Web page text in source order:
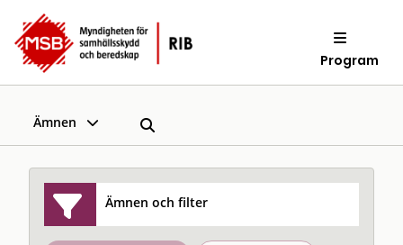
Program
Ämnen
Ämnen och filter